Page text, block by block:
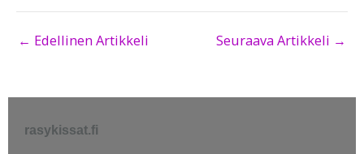
← Edellinen Artikkeli Seuraava Artikkeli →
rasykissat.fi